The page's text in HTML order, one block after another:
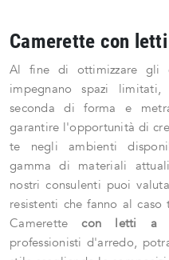
Camerette con
Al fine di ottimizzare gli
impegnano spazi
seconda di forma e
garantire l'opportunità di
te negli ambienti
gamma di materiali
nostri consulenti puoi
resistenti che fanno al
Camerettecon letti a
professionisti d'arredo,